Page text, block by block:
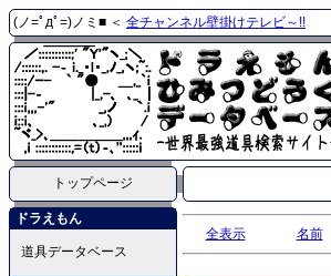
(ノ=ﾟдﾟ=)ノミ■ ＜ 全チャンネル壁掛けテレビ～!!
トップページ
ドラえもん
道具データベース
全表示 名前